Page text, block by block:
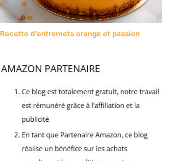
Recette d’entremets orange et passion